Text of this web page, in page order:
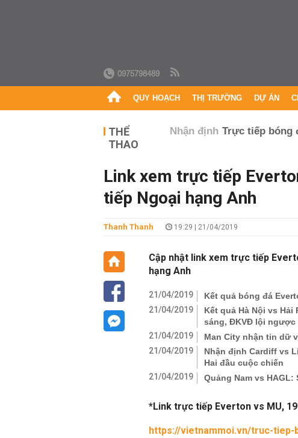
0975798489
QUY HOẠCH THỊ TRƯỜNG DỰ ÁN
THỂ
THAO
Nhận định Trực tiếp bóng
Link xem trực tiếp
tiếp Ngoại hạng Anh
Thanh Thanh 19:29 | 21/04/2019
Cập nhật link xem trực tiếp
hạng Anh
21/04/2019
Kết quả bóng đá
21/04/2019
Kết quả Hà Nội vs Hải
sáng, ĐKVĐ lội
21/04/2019
Man City nhận tin dữ
21/04/2019
Nhận định Cardiff vs
Hai đầu cuộc chiến
21/04/2019
Quảng Nam vs HAGL:
*Link trực tiếp Everton vs MU,
https://vietnammoi.vn/truc-tiep-